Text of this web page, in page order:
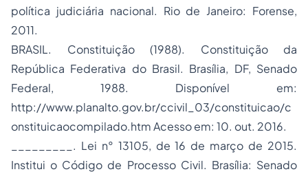
política judiciária nacional. Rio de Janeiro: Forense,
2011.
BRASIL. Constituição (1988). Constituição da
República Federativa do Brasil. Brasília, DF, Senado
Federal, 1988. Disponível em:
http://www.planalto.gov.br/ccivil_03/constituicao/c
onstituicaocompilado.htm Acesso em: 10. out. 2016.
_________. Lei n° 13105, de 16 de março de 2015.
Institui o Código de Processo Civil. Brasília: Senado